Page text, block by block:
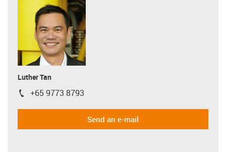
Luther Tan
igus-icon-phone
+65 9773 8793
Send an e-mail